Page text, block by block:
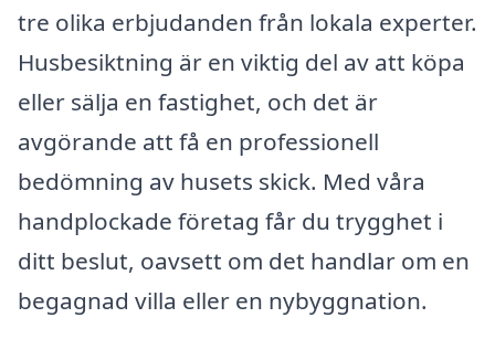
tre olika erbjudanden från lokala experter.
Husbesiktning är en viktig del av att köpa
eller sälja en fastighet, och det är
avgörande att få en professionell
bedömning av husets skick. Med våra
handplockade företag får du trygghet i
ditt beslut, oavsett om det handlar om en
begagnad villa eller en nybyggnation.